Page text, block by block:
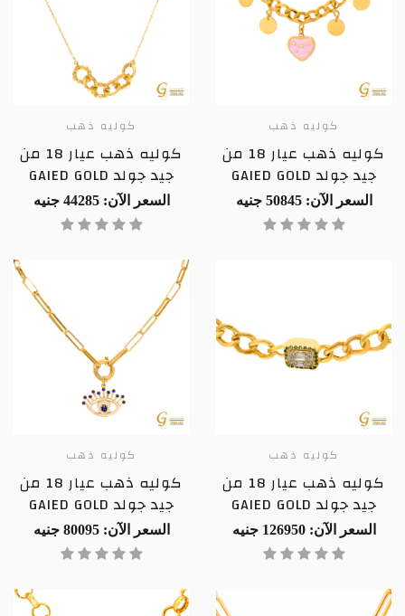
كوليه ذهب
كوليه ذهب عيار 18 من
جيد جولد GAIED GOLD
السعر الآن: 50845 جنيه
كوليه ذهب
كوليه ذهب عيار 18 من
جيد جولد GAIED GOLD
السعر الآن: 44285 جنيه
كوليه ذهب
كوليه ذهب عيار 18 من
جيد جولد GAIED GOLD
السعر الآن: 126950 جنيه
كوليه ذهب
كوليه ذهب عيار 18 من
جيد جولد GAIED GOLD
السعر الآن: 80095 جنيه